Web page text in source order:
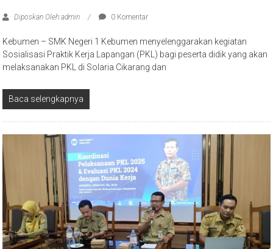
Diposkan Oleh:admin 0 Komentar
Kebumen – SMK Negeri 1 Kebumen menyelenggarakan kegiatan
Sosialisasi Praktik Kerja Lapangan (PKL) bagi peserta didik yang akan
melaksanakan PKL di Solaria Cikarang dan
Baca selengkapnya